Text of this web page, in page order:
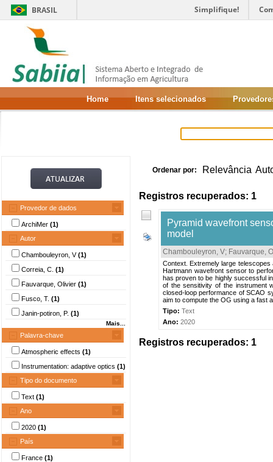
BRASIL Simplifique!
Home Itens selecionados
Provedor de dados
ArchiMer (1)
Autor
Chambouleyron, V(1)
Correia, C. (1)
Fauvarque, Olivier (1)
Fusco, T. (1)
Janin-potiron, P. (1)
Mais...
Palavra-chave
Atmospheric effects (1)
Instrumentation: adaptive optics (1)
Tipo do documento
Text (1)
Ano
2020 (1)
País
France (1)
Ordenar por: Relevância
Registros recuperados: 1
Pyramid wavefront
model
Chambouleyron, V; Fauvarque,
Context. Extremely large
Hartmann wavefront sensor to
has proven to be highly successful
of the sensitivity of the instrument
closed-loop performance of SCAO
aim to compute the OG using a fast
Tipo: Text
Ano: 2020
Registros recuperados: 1